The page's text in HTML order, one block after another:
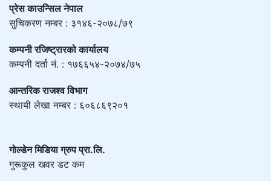
प्रेस काउन्सिल नेपाल
सुचिकरण नम्बर : ३१४६-२०७८/७९
कम्पनी रजिष्ट्रारको कार्यालय
कम्पनी दर्ता नं. : १७६६५४-२०७४/७५
आन्तरिक राजश्व विभाग
स्थायी लेखा नम्बर : ६०६८६९२०१
गोल्डेन मिडिया ग्रुप प्रा.लि.
गुरूकुल खवर डट कम